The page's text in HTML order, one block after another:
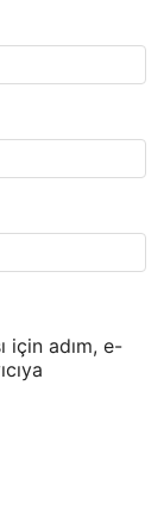
için adım, e-